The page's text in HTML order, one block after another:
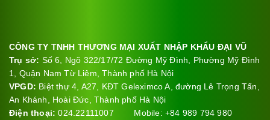
CÔNG TY TNHH THƯƠNG MẠI XUẤT NHẬP KHẨU ĐẠI VŨ
Trụ sở: Số 6, Ngõ 322/17/72 Đường Mỹ Đình, Phường Mỹ Đình
1, Quận Nam Từ Liêm, Thành phố Hà Nội
VPGD: Biệt thự 4, A27, KĐT Geleximco A, đường Lê Trọng Tấn,
An Khánh, Hoài Đức, Thành phố Hà Nội
Điện thoại: 024.22111007 Mobile: +84 989 794 980